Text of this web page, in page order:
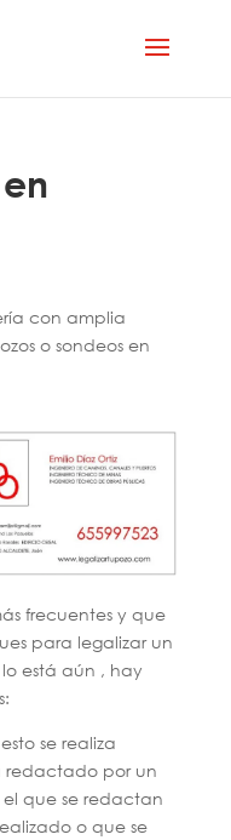
con amplia
o sondeos en
frecuentes y que
para legalizar un
está aún , hay
se realiza
redactado por un
el que se redactan
o que se